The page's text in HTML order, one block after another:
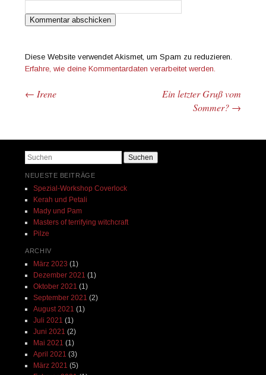
Diese Website verwendet Akismet, um Spam zu reduzieren.
Erfahre, wie deine Kommentardaten verarbeitet werden.
Beitrags-Navigation
← Irene
Ein letzter Gruß vom
Sommer? →
Suchen
NEUESTE BEITRÄGE
Spezial-Workshop Coverlock
Kerah und Petali
Mady und Pam
Masters of terrifying witchcraft
Pilze
ARCHIV
März 2023 (1)
Dezember 2021 (1)
Oktober 2021 (1)
September 2021 (2)
August 2021 (1)
Juli 2021 (1)
Juni 2021 (2)
Mai 2021 (1)
April 2021 (3)
März 2021 (5)